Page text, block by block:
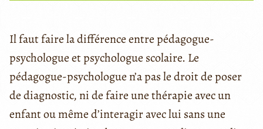
Il faut faire la différence entre pédagogue-
psychologue et psychologue scolaire. Le
pédagogue-psychologue n’a pas le droit de poser
de diagnostic, ni de faire une thérapie avec un
enfant ou même d’interagir avec lui sans une